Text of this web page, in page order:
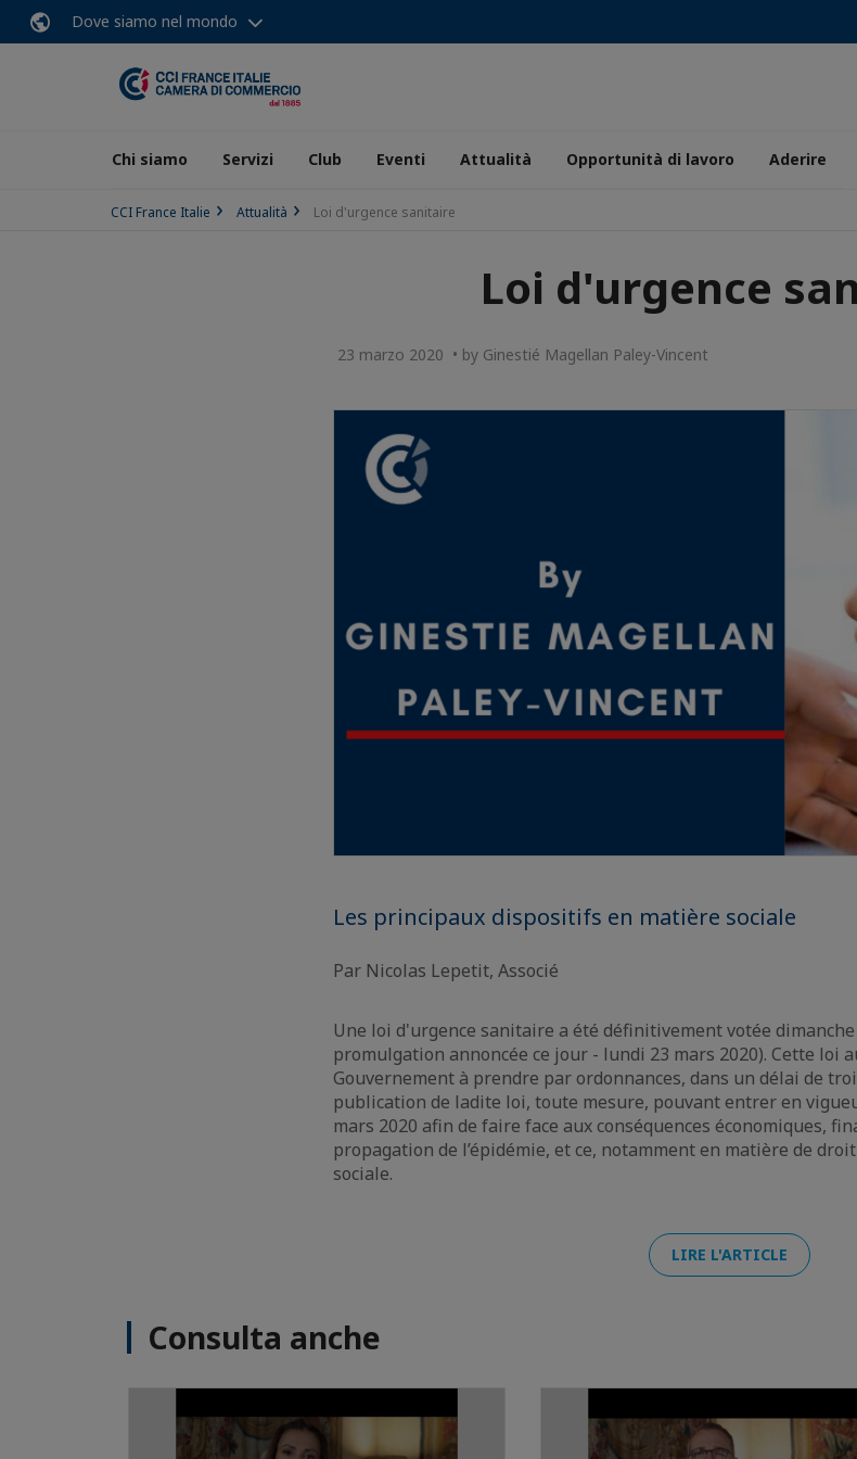
Dove siamo nel mondo
Chi siamo Servizi Club Eventi Attualità Opportunità di lavoro Aderire
CCI France Italie Attualità Loi d'urgence sanitaire
Loi d'urgence
23 marzo 2020 • by Ginestié Magellan Paley-Vincent
Les principaux dispositifs en matière sociale
Par Nicolas Lepetit, Associé
Une loi d'urgence sanitaire a été définitivement votée
promulgation annoncée ce jour - lundi 23 mars 2020). Cette loi
Gouvernement à prendre par ordonnances, dans un délai de
publication de ladite loi, toute mesure, pouvant entrer en
mars 2020 afin de faire face aux conséquences économiques,
propagation de l’épidémie, et ce, notamment en matière de
sociale.
LIRE L'ARTICLE
Consulta anche